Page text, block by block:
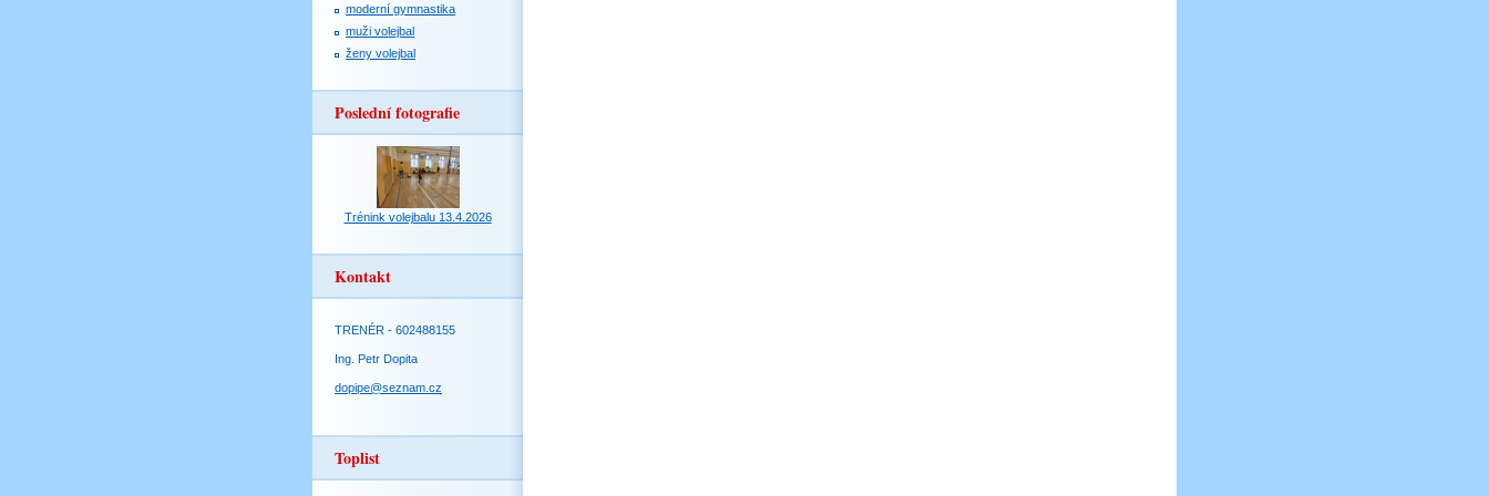
moderní gymnastika
muži volejbal
ženy volejbal
Poslední fotografie
Trénink volejbalu 13.4.2026
Kontakt
TRENÉR - 602488155
Ing. Petr Dopita
dopipe@seznam.cz
Toplist